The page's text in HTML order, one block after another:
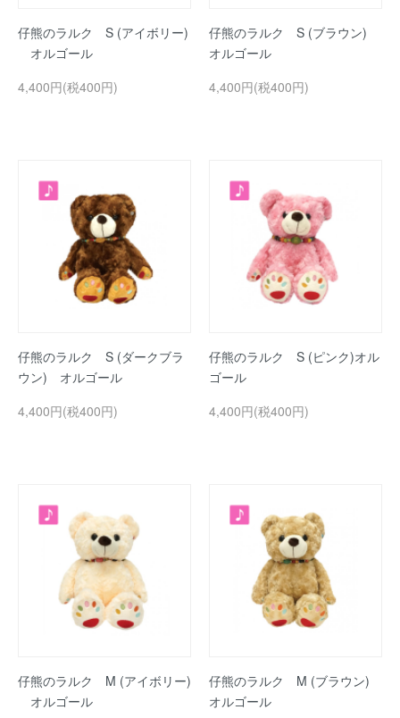
仔熊のラルク S (アイボリー)
オルゴール
4,400円(税400円)
仔熊のラルク S (ブラウン)
オルゴール
4,400円(税400円)
仔熊のラルク S (ダークブラ
ウン) オルゴール
4,400円(税400円)
仔熊のラルク S (ピンク)オル
ゴール
4,400円(税400円)
仔熊のラルク M (アイボリー)
オルゴール
仔熊のラルク M (ブラウン)
オルゴール